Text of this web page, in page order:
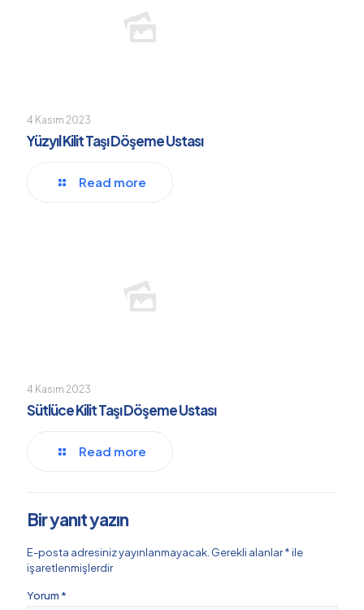
4 Kasım 2023
Yüzyıl Kilit Taşı Döşeme Ustası
Read more
4 Kasım 2023
Sütlüce Kilit Taşı Döşeme Ustası
Read more
Bir yanıt yazın
E-posta adresiniz yayınlanmayacak. Gerekli alanlar*ile
işaretlenmişlerdir
Yorum *